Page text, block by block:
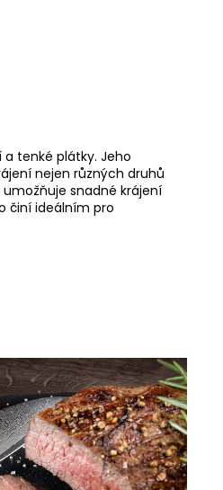
tenké plátky. Jeho
nejen různých druhů
snadné krájení
činí ideálním pro